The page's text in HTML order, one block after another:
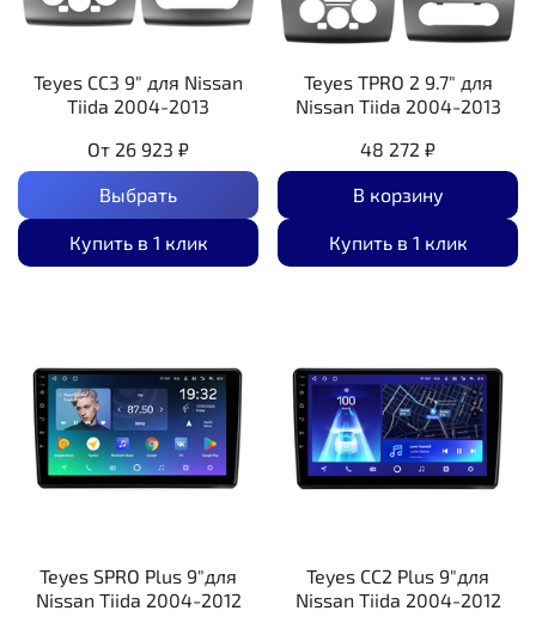
Teyes CC3 9" для Nissan
Tiida 2004-2013
От 26 923 ₽
Выбрать
Купить в 1 клик
Teyes TPRO 2 9.7" для
Nissan Tiida 2004-2013
48 272 ₽
В корзину
Купить в 1 клик
Teyes SPRO Plus 9"для
Nissan Tiida 2004-2012
Teyes CC2 Plus 9"для
Nissan Tiida 2004-2012